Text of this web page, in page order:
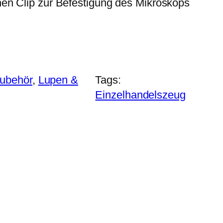
Clip zur Befestigung des Mikroskops
, Lupen &
Tags:
Einzelhandelszeug